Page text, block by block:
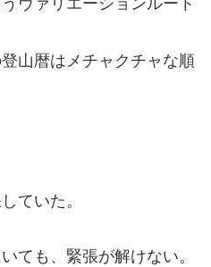
山暦はメチャクチャな順
ていた。
ても、緊張が解けない。